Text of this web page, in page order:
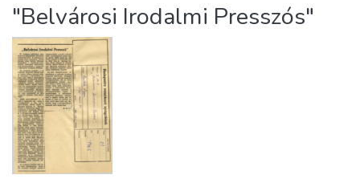
About us
"Belvárosi Irodalmi Presszós"